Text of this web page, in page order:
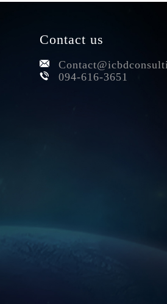
Contact us
094-616-3651